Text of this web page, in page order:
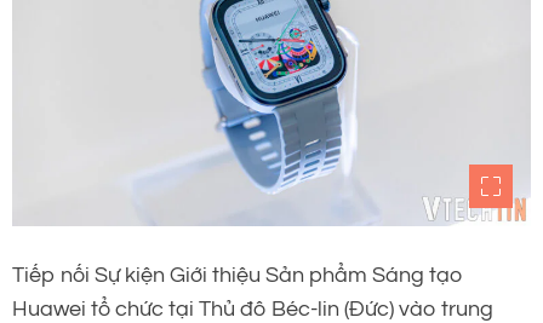
Tiếp nối Sự kiện Giới thiệu Sản phẩm Sáng tạo
Huawei tổ chức tại Thủ đô Béc-lin (Đức) vào trung